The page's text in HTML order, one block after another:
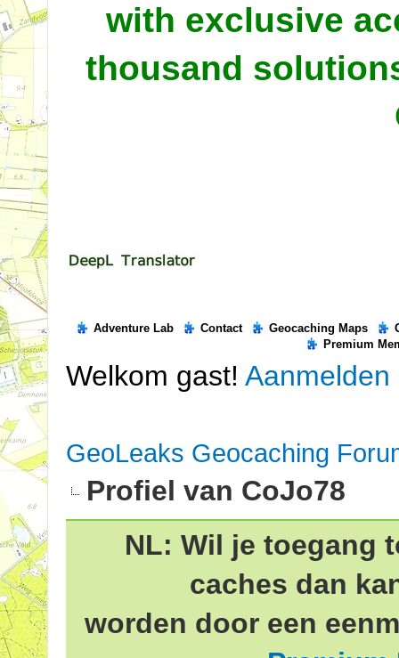
with exclusive
thousand
Adventure Lab Contact Geocaching Maps
Premium
Welkom gast! Aanmelden
GeoLeaks Geocaching
Profiel van CoJo78
NL: Wil je toegang
caches dan
worden door een